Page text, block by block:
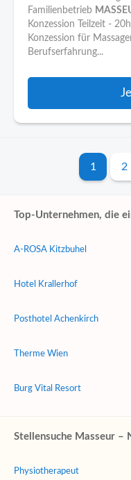
Familienbetrieb
Konzession Teilzeit -
Konzession für
Berufserfahrung...
1 2
Top-Unternehmen, die
A-ROSA Kitzbuhel
Hotel Krallerhof
Posthotel Achenkirch
Therme Wien
Burg Vital Resort
Stellensuche Masseur –
Physiotherapeut